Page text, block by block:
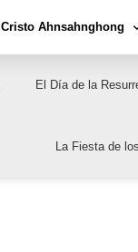
Cristo Ahnsahnghong
El Día de la
La Fiesta de